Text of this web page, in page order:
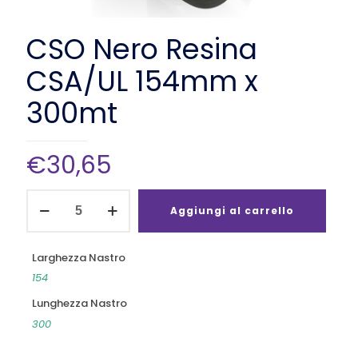
CSO Nero Resina
CSA/UL 154mm x
300mt
€30,65
Nero
154mm
quantità
Aggiungi al carrello
Larghezza Nastro
154
Lunghezza Nastro
300